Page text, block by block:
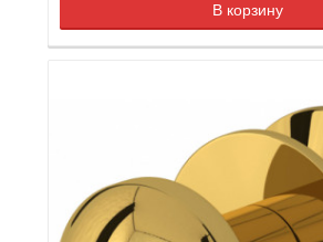
В корзину